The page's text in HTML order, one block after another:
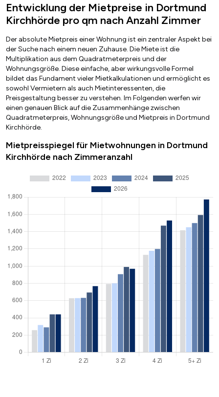
Entwicklung der Mietpreise in Dortmund
Kirchhörde pro qm nach Anzahl Zimmer
Der absolute Mietpreis einer Wohnung ist ein zentraler Aspekt bei
der Suche nach einem neuen Zuhause. Die Miete ist die
Multiplikation aus dem Quadratmeterpreis und der
Wohnungsgröße. Diese einfache, aber wirkungsvolle Formel
bildet das Fundament vieler Mietkalkulationen und ermöglicht es
sowohl Vermietern als auch Mietinteressenten, die
Preisgestaltung besser zu verstehen. Im Folgenden werfen wir
einen genauen Blick auf die Zusammenhänge zwischen
Quadratmeterpreis, Wohnungsgröße und Mietpreis in Dortmund
Kirchhörde.
Mietpreisspiegel für Mietwohnungen in Dortmund
Kirchhörde nach Zimmeranzahl